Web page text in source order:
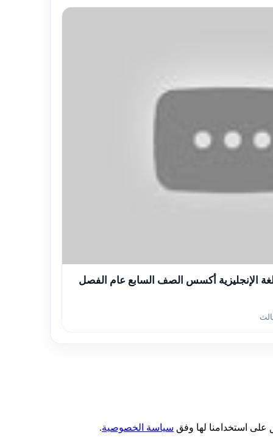
الإنجليزية أكسس الصف السابع عام الفصل
استخدامنا لها وفق سياسة الخصوصية.